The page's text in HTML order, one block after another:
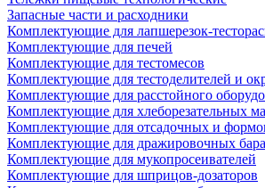
Запасные части и расходники
Комплектующие для лапшерезок-
Комплектующие для печей
Комплектующие для тестомесов
Комплектующие для тестоделителей и
Комплектующие для расстойного
Комплектующие для хлеборезательных
Комплектующие для отсадочных и
Комплектующие для дражировочных
Комплектующие для мукопросеивателей
Комплектующие для шприцов-дозаторов